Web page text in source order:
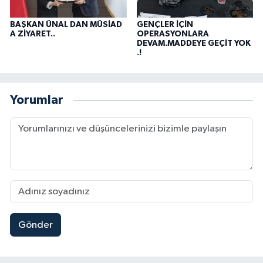
BAŞKAN ÜNAL DAN MÜSİAD
A ZİYARET..
GENÇLER İÇİN
OPERASYONLARA
DEVAM.MADDEYE GEÇİT YOK
.!
Yorumlar
Gönder